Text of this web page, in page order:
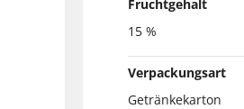
Fruchtgehalt
15 %
Verpackungsart
Getränkekarton